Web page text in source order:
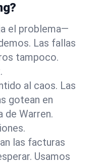
el problema—
Las fallas
tampoco.
al caos. Las
gotean en
Warren.
las facturas
Usamos